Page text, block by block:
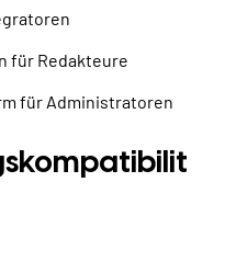
für Redakteure
für Administratoren